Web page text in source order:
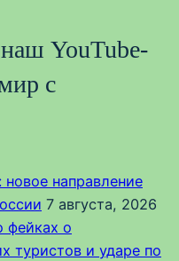
YouTube-
с
направление
7 августа, 2026
фейках о
туристов и ударе по